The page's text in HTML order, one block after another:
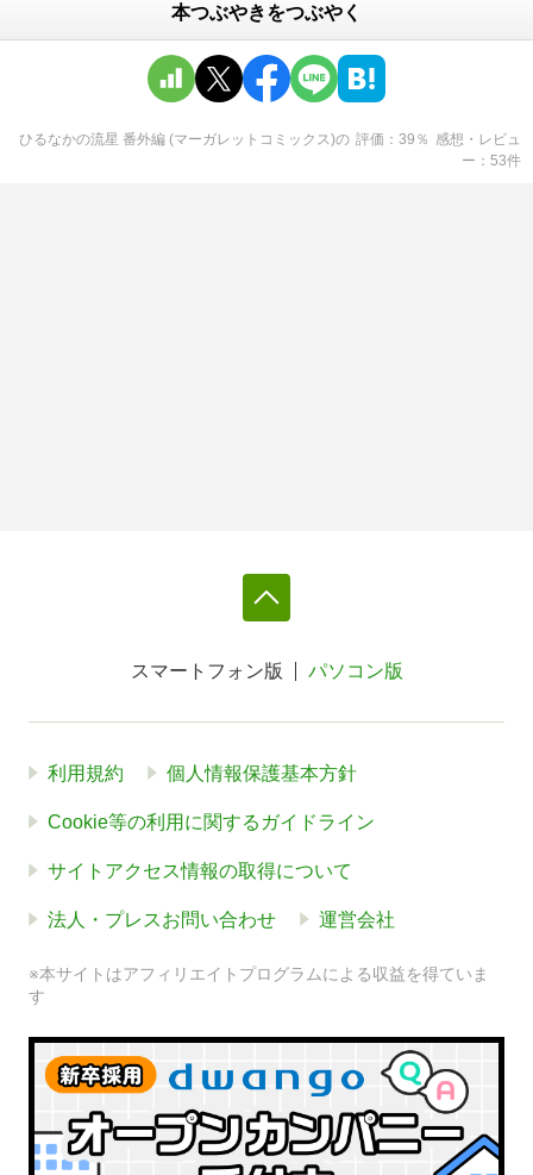
本つぶやきをつぶやく
ひるなかの流星 番外編 (マーガレットコミックス)の 評価 39 ％ 感想・レビュ
ー
53件
スマートフォン版 パソコン版
利用規約 個人情報保護基本方針
Cookie等の利用に関するガイドライン
サイトアクセス情報の取得について
法人・プレスお問い合わせ 運営会社
※本サイトはアフィリエイトプログラムによる収益を得ていま
す